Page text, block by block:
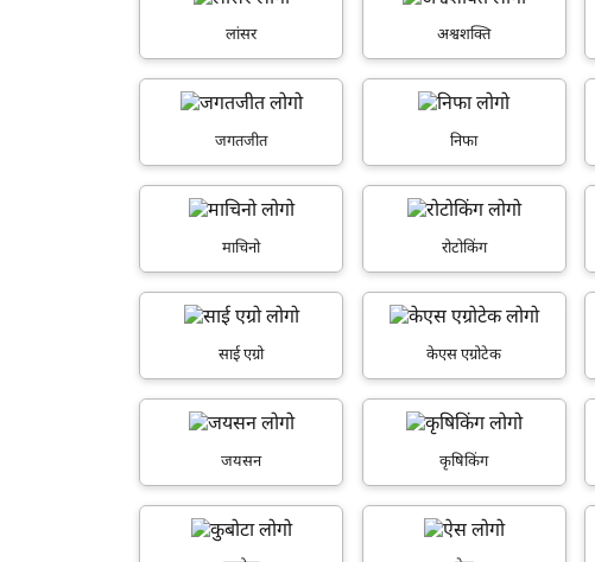
लांसर अश्वशक्ति
जगतजीत निफा
माचिनो रोटोकिंग
साई एग्रो केएस एग्रोटेक
जयसन कृषिकिंग